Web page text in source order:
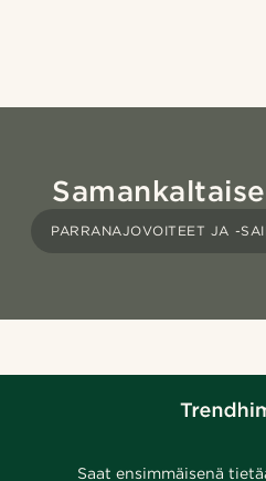
PARRANAJOVOITEET JA -
Saat ensimmäisenä